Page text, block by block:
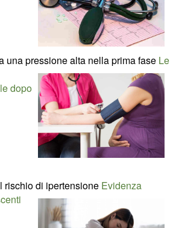
una pressione alta nella prima fase Le
dopo
rischio di ipertensione Evidenza